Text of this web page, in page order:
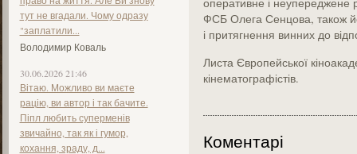
тут не вгадали. Чому одразу
"заплатили...
Володимир Коваль
30.06.2026 21:46
Вітаю. Можливо ви маєте
рацію, ви автор і так бачите.
Піпл любить суперменів
звичайно, так як і гумор,
кохання, зраду, д...
ФСБ Олега Сенцова, також
і притягнення винних до
Листа Європейської
кінематографістів.
Коментарі